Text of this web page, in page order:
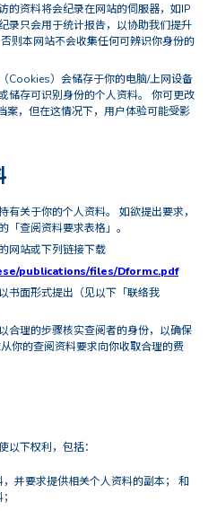
的资料将会纪录在网站的伺服器，如IP
录只会用于统计报告，以协助我们提升
则本网站不会收集任何可辨识你身份的
Cookies）会储存于你的电脑/上网设备
储存可识别身份的个人资料。 你可更改
案，但在这情况下，用户体验可能受影
关于你的个人资料。 如欲提出要求，
查阅资料要求表格」。
网站或下列链接下载
publications/files/Dformc.pdf
书面形式提出（见以下「联络我
合理的步骤核实查阅者的身份，以确保
你的查阅资料要求向你收取合理的费
以下权利，包括：
并要求提供相关个人资料的副本； 和